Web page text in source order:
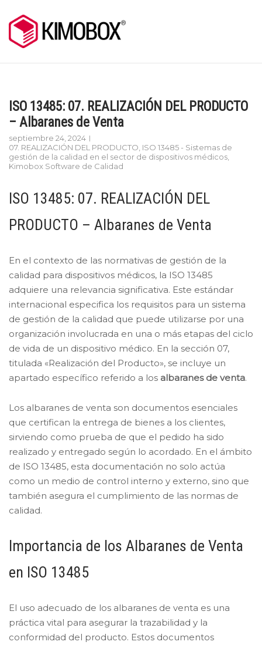
to
content
ISO 13485: 07. REALIZACIÓN DEL PRODUCTO
– Albaranes de Venta
septiembre 24, 2024
07. REALIZACIÓN DEL PRODUCTO ISO 13485 - Sistemas de
gestión de la calidad en el sector de dispositivos médicos
Kimobox Software de Calidad
ISO 13485: 07. REALIZACIÓN DEL
PRODUCTO – Albaranes de Venta
En el contexto de las normativas de gestión de la
calidad para dispositivos médicos, la ISO 13485
adquiere una relevancia significativa. Este estándar
internacional especifica los requisitos para un sistema
de gestión de la calidad que puede utilizarse por una
organización involucrada en una o más etapas del ciclo
de vida de un dispositivo médico. En la sección 07,
titulada «Realización del Producto», se incluye un
apartado específico referido a los albaranes de venta.
Los albaranes de venta son documentos esenciales
que certifican la entrega de bienes a los clientes,
sirviendo como prueba de que el pedido ha sido
realizado y entregado según lo acordado. En el ámbito
de ISO 13485, esta documentación no solo actúa
como un medio de control interno y externo, sino que
también asegura el cumplimiento de las normas de
calidad.
Importancia de los Albaranes de Venta
en ISO 13485
El uso adecuado de los albaranes de venta es una
práctica vital para asegurar la trazabilidad y la
conformidad del producto. Estos documentos